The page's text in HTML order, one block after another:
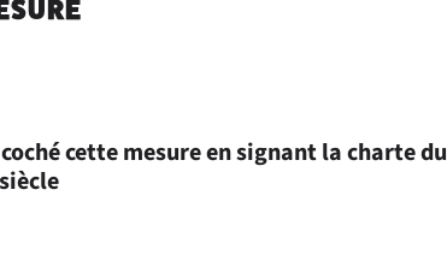
cette mesure en signant la charte du